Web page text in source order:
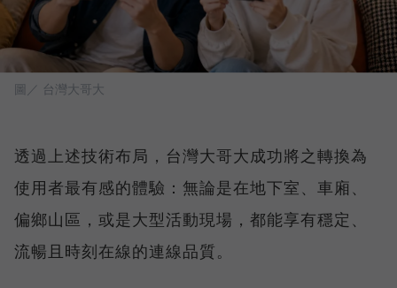
圖／ 台灣大哥大
透過上述技術布局，台灣大哥大成功將之轉換為
使用者最有感的體驗：無論是在地下室、車廂、
偏鄉山區，或是大型活動現場，都能享有穩定、
流暢且時刻在線的連線品質。